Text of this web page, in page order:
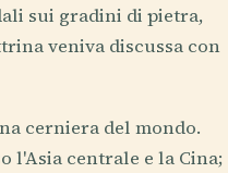
sui gradini di pietra,
veniva discussa con
cerniera del mondo.
l'Asia centrale e la Cina;